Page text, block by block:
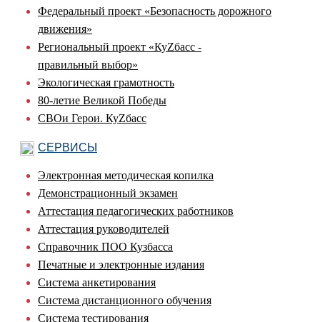
Федеральный проект «Безопасность дорожного
движения»
Региональный проект «КуZбасс -
правильный выбор»
Экологическая грамотность
80-летие Великой Победы
СВОи Герои. КуZбасс
СЕРВИСЫ
Электронная методическая копилка
Демонстрационный экзамен
Аттестация педагогических работников
Аттестация руководителей
Справочник ПОО Кузбасса
Печатные и электронные издания
Система анкетирования
Система дистанционного обучения
Система тестирования